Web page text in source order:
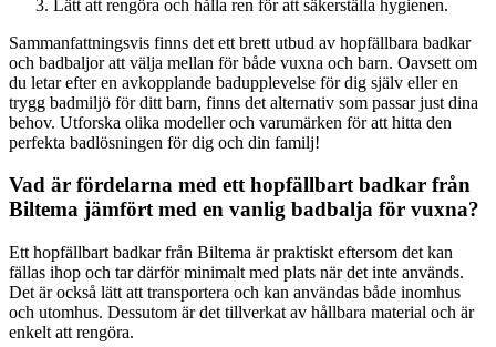
Lätt att rengöra och hålla ren för att säkerställa hygienen.
Sammanfattningsvis finns det ett brett utbud av hopfällbara badkar
och badbaljor att välja mellan för både vuxna och barn. Oavsett om
du letar efter en avkopplande badupplevelse för dig själv eller en
trygg badmiljö för ditt barn, finns det alternativ som passar just dina
behov. Utforska olika modeller och varumärken för att hitta den
perfekta badlösningen för dig och din familj!
Vad är fördelarna med ett hopfällbart badkar från
Biltema jämfört med en vanlig badbalja för vuxna?
Ett hopfällbart badkar från Biltema är praktiskt eftersom det kan
fällas ihop och tar därför minimalt med plats när det inte används.
Det är också lätt att transportera och kan användas både inomhus
och utomhus. Dessutom är det tillverkat av hållbara material och är
enkelt att rengöra.